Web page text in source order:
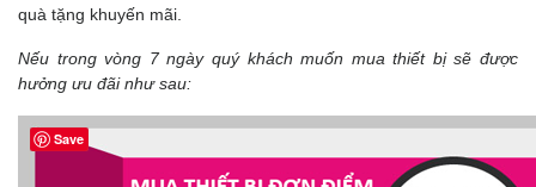
quà tặng khuyến mãi.
Nếu trong vòng 7 ngày quý khách muốn mua thiết bị sẽ được
hưởng ưu đãi như sau:
Save